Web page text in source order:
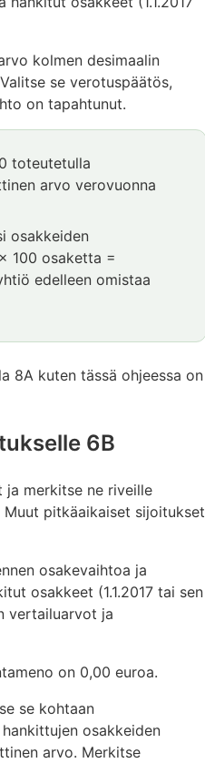
kolmen desimaalin
se verotuspäätös,
on tapahtunut.
toteutetulla
arvo verovuonna
osakkeiden
100 osaketta =
edelleen omistaa
8A kuten tässä ohjeessa on
6B
ja merkitse ne riveille
Muut pitkäaikaiset sijoitukset
osakevaihtoa ja
osakkeet (1.1.2017 tai sen
vertailuarvot ja
on 0,00 euroa.
se kohtaan
osakkeiden
arvo. Merkitse